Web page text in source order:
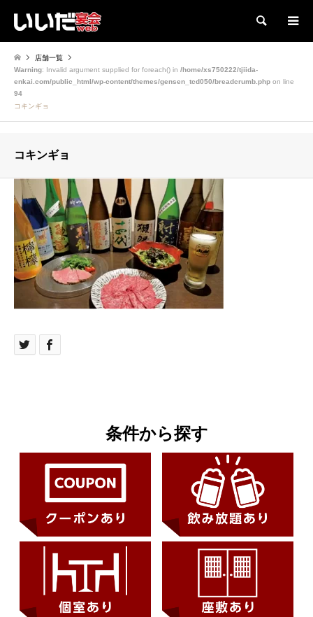
検索
店舗一覧
Warning: Invalid argument supplied for foreach() in /home/xs750222/tjiida-
enkai.com/public_html/wp-content/themes/gensen_tcd050/breadcrumb.php on line
94
コキンギョ
コキンギョ
条件から探す